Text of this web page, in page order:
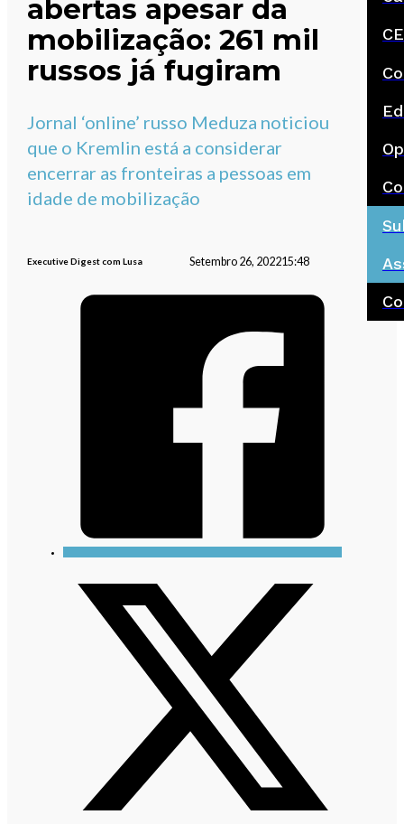
abertas apesar da
mobilização: 261 mil
russos já fugiram
Jornal ‘online’ russo Meduza noticiou
que o Kremlin está a considerar
encerrar as fronteiras a pessoas em
idade de mobilização
Executive Digest com Lusa Setembro 26, 202215:48